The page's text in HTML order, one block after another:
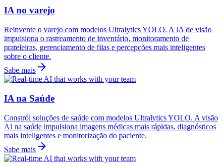
IA no varejo
Reinvente o varejo com modelos Ultralytics YOLO. A IA de visão
impulsiona o rastreamento de inventário, monitoramento de
prateleiras, gerenciamento de filas e percepções mais inteligentes
sobre o cliente.
Sabe mais
IA na Saúde
Constrói soluções de saúde com modelos Ultralytics YOLO. A visão
AI na saúde impulsiona imagens médicas mais rápidas, diagnósticos
mais inteligentes e monitorização do paciente.
Sabe mais